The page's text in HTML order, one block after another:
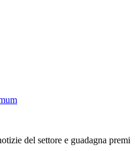
del settore e guadagna premi